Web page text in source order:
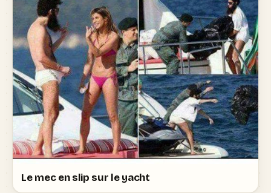
Le mec en slip sur le yacht